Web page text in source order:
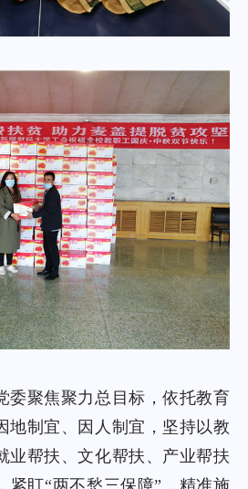
聚焦聚力总目标，依托教育
地制宜、因人制宜，坚持以教
业帮扶、文化帮扶、产业帮扶